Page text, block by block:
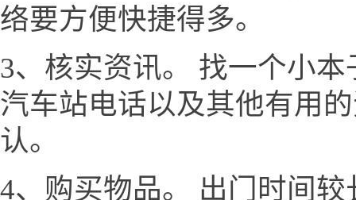
络要方便快捷得多。
3、核实资讯。 找一个小
汽车站电话以及其他有用
认。
4、购买物品。 出门时间